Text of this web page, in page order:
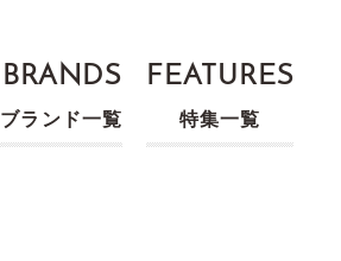
BRANDS
ブランド一覧
FEATURES
特集一覧